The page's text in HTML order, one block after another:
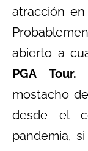
atracción
abierto a
PGA Tour.
mostacho
desde el
pandemia,